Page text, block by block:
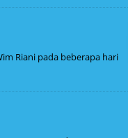
Riani pada beberapa hari